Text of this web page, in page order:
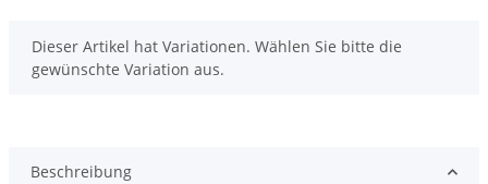
x
Dieser Artikel hat Variationen. Wählen Sie bitte die
gewünschte Variation aus.
Beschreibung